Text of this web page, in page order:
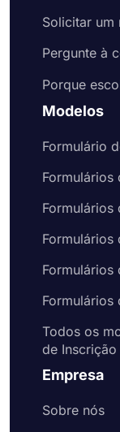
Solicitar um
Pergunte à
Porque
Modelos
Formulário
Formulários
Formulários
Formulários
Formulários
Formulários
Todos os
de Inscrição
Empresa
Sobre nós